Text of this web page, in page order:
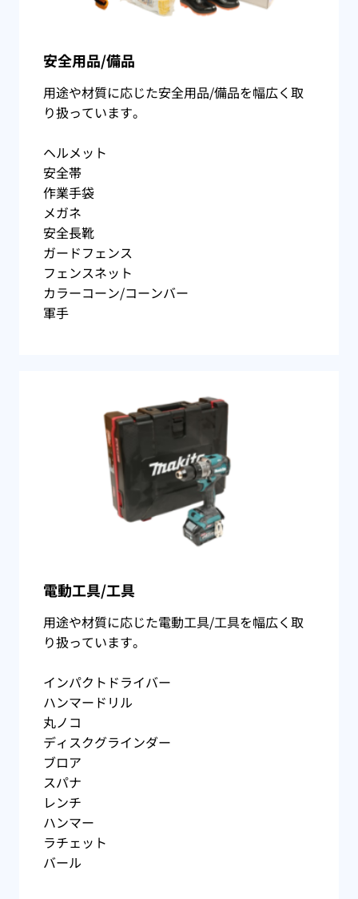
安全用品/備品
用途や材質に応じた安全用品/備品を幅広く取
り扱っています。
ヘルメット
安全帯
作業手袋
メガネ
安全長靴
ガードフェンス
フェンスネット
カラーコーン/コーンバー
軍手
電動工具/工具
用途や材質に応じた電動工具/工具を幅広く取
り扱っています。
インパクトドライバー
ハンマードリル
丸ノコ
ディスクグラインダー
ブロア
スパナ
レンチ
ハンマー
ラチェット
バール